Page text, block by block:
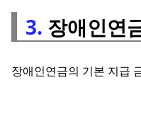
3. 장애인연
장애인연금의 기본 지급